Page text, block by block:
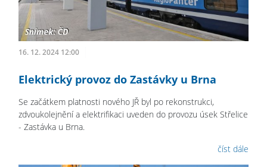
16. 12. 2024 12:00
Elektrický provoz do Zastávky u Brna
Se začátkem platnosti nového JŘ byl po rekonstrukci,
zdvoukolejnění a elektrifikaci uveden do provozu úsek Střelice
- Zastávka u Brna.
číst dále